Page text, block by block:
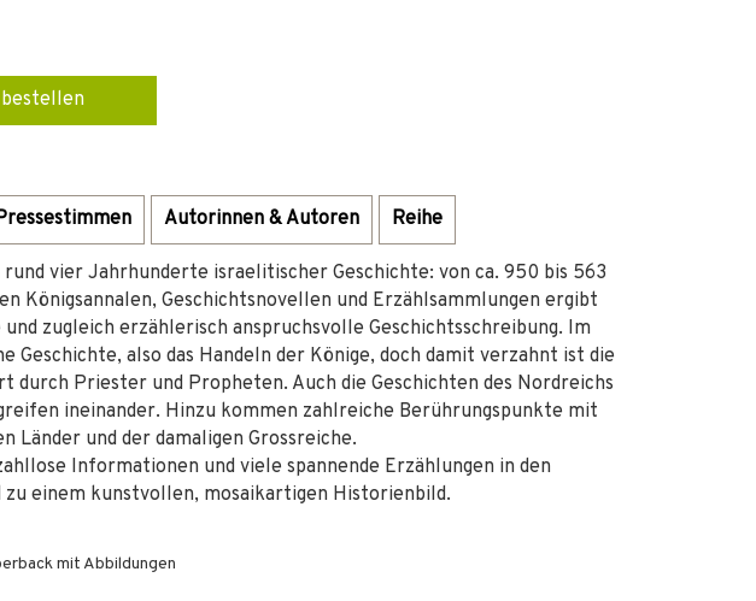
bestellen
Autorinnen & Autoren Reihe
vier Jahrhunderte israelitischer Geschichte: von ca. 950 bis 563
Königsannalen, Geschichtsnovellen und Erzählsammlungen ergibt
zugleich erzählerisch anspruchsvolle Geschichtsschreibung. Im
Geschichte, also das Handeln der Könige, doch damit verzahnt ist die
durch Priester und Propheten. Auch die Geschichten des Nordreichs
ineinander. Hinzu kommen zahlreiche Berührungspunkte mit
Länder und der damaligen Grossreiche.
Informationen und viele spannende Erzählungen in den
zu einem kunstvollen, mosaikartigen Historienbild.
mit Abbildungen